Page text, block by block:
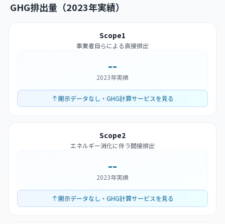
GHG排出量（2023年実績）
Scope1
事業者自らによる直接排出
--
2023年実績
開示データなし・GHG計算サービスを見る
Scope2
エネルギー消化に伴う間接排出
--
2023年実績
開示データなし・GHG計算サービスを見る